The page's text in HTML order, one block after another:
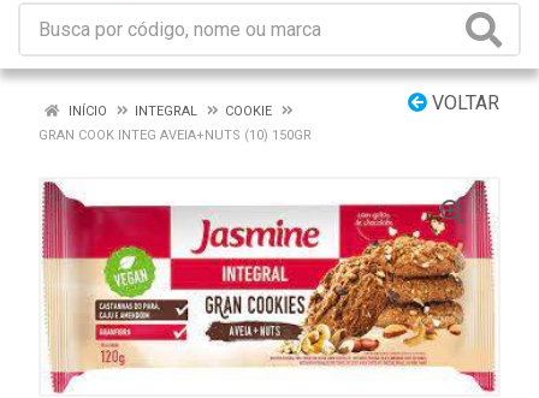
VOLTAR
INÍCIO INTEGRAL
COOKIE
GRAN COOK INTEG AVEIA+NUTS (10) 150GR